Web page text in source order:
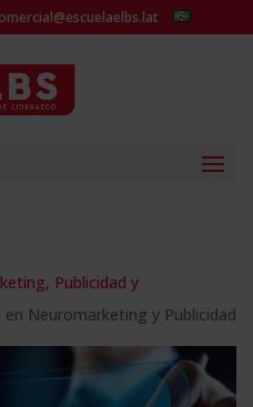
Publicidad y
Neuromarketing y Publicidad